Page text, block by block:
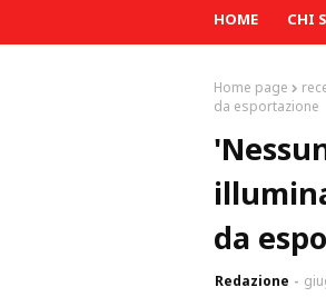
HOME CHI
Home page
da esportazione
da
Redazione